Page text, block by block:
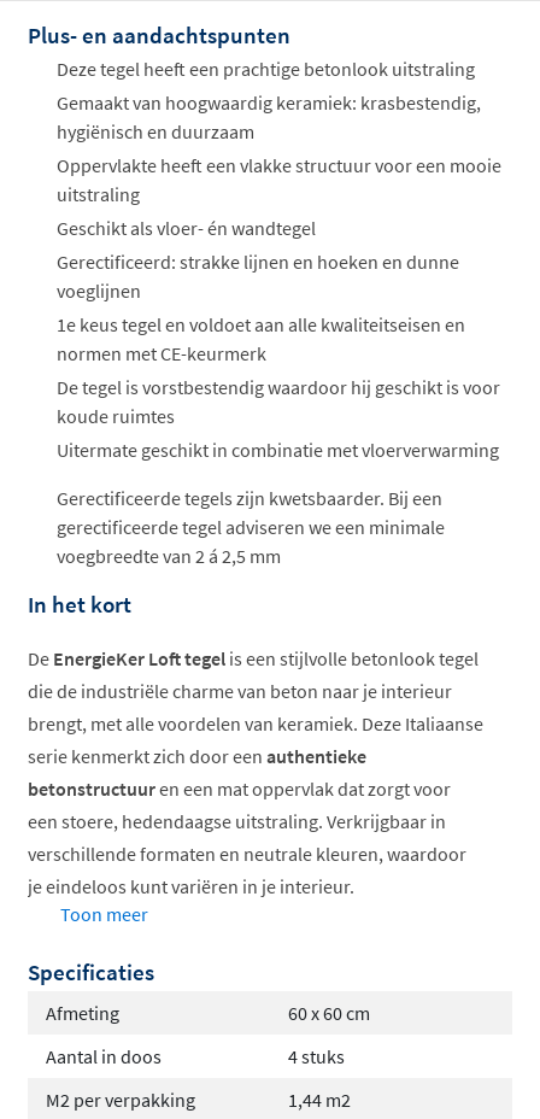
Plus- en aandachtspunten
Deze tegel heeft een prachtige betonlook uitstraling
Gemaakt van hoogwaardig keramiek: krasbestendig,
hygiënisch en duurzaam
Oppervlakte heeft een vlakke structuur voor een mooie
uitstraling
Geschikt als vloer- én wandtegel
Gerectificeerd: strakke lijnen en hoeken en dunne
voeglijnen
1e keus tegel en voldoet aan alle kwaliteitseisen en
normen met CE-keurmerk
De tegel is vorstbestendig waardoor hij geschikt is voor
koude ruimtes
Uitermate geschikt in combinatie met vloerverwarming
Gerectificeerde tegels zijn kwetsbaarder. Bij een
gerectificeerde tegel adviseren we een minimale
voegbreedte van 2 á 2,5 mm
In het kort
De EnergieKer Loft tegel is een stijlvolle betonlook tegel
die de industriële charme van beton naar je interieur
brengt, met alle voordelen van keramiek. Deze Italiaanse
serie kenmerkt zich door een authentieke
betonstructuuren een mat oppervlak dat zorgt voor
een stoere, hedendaagse uitstraling. Verkrijgbaar in
verschillende formaten en neutrale kleuren, waardoor
je eindeloos kunt variëren in je interieur.
Vorstbestendig en slijtvast keramiek
Geschikt voor vloerverwarming
Ideaal voor modern interieur
Toon meer
Specificaties
Afmeting
60 x 60 cm
Aantal in doos
4 stuks
M2 per verpakking
1,44 m2